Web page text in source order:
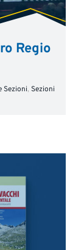
Regio
Sezioni, Sezioni